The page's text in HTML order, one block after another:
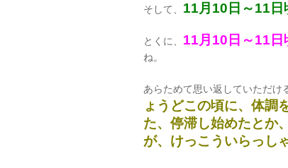
そして、 11月10日～11日
とくに、 11月10日～11日
ね。
あらためて思い返していただけ
ょうどこの頃に、体調
た、停滞し始めたとか
が、けっこういらっし